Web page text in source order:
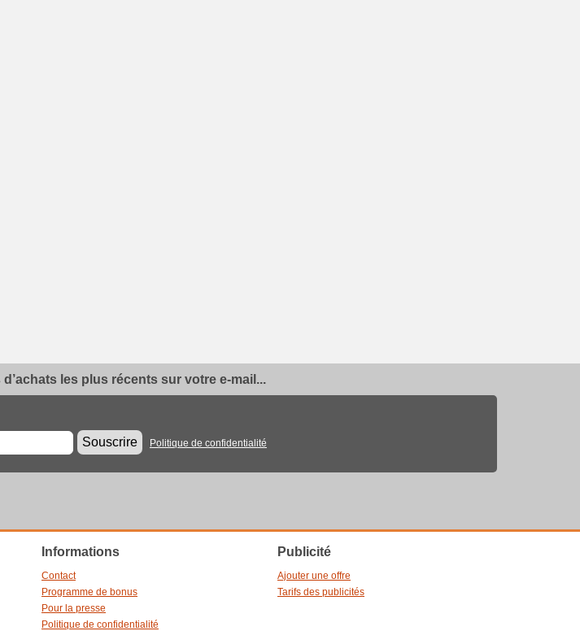
les plus récents sur votre e-mail...
Souscrire
Politique de confidentialité
Informations
Contact
Programme de bonus
Pour la presse
Politique de confidentialité
Publicité
Ajouter une offre
Tarifs des publicités